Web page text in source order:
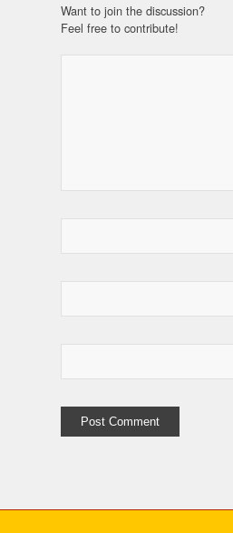
Want to join the discussion?
Feel free to contribute!